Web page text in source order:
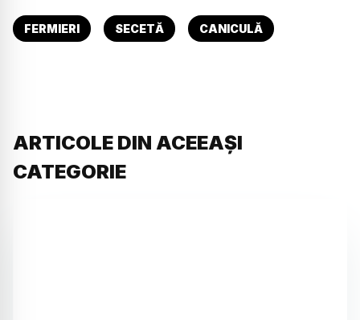
FERMIERI SECETĂ CANICULĂ
ARTICOLE DIN ACEEAȘI
CATEGORIE